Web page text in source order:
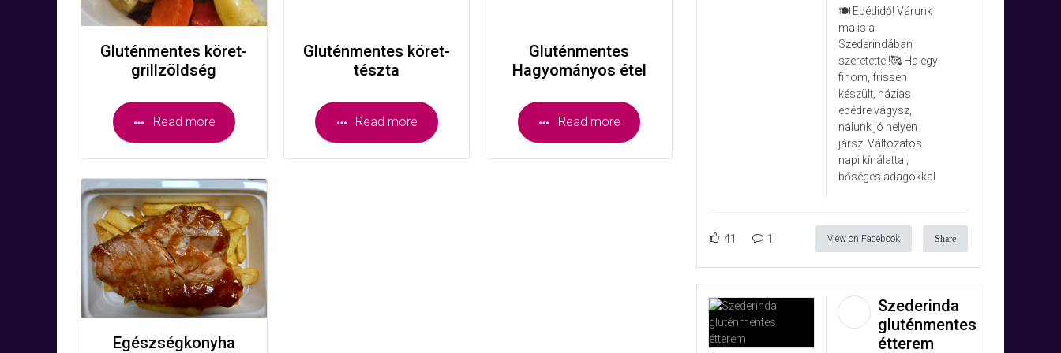
Gluténmentes köret-
grillzöldség
Read more
Egészségkonyha
Gluténmentes köret-
tészta
Read more
Gluténmentes
Hagyományos étel
Read more
🍽️ Ebédidő! Várunk
ma is a
Szederindában
szeretettel!🥰 Ha egy
finom, frissen
készült, házias
ebédre vágysz,
nálunk jó helyen
jársz! Változatos
napi kínálattal,
bőséges adagokkal
41 1 View on Facebook Share
Szederinda
gluténmentes
étterem